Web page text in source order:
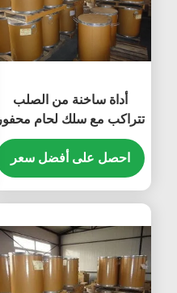
أداة ساخنة من الصلب
تتراكب مع سلك لحام محفور
بالتدفق الصلب ACE-456-S
احصل على أفضل سعر